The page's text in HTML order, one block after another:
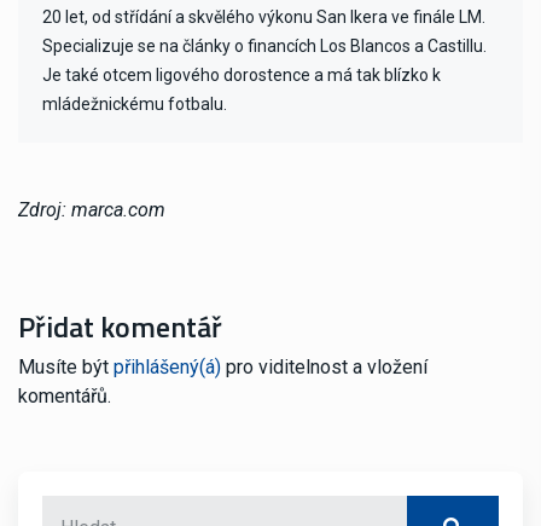
20 let, od střídání a skvělého výkonu San Ikera ve finále LM.
Specializuje se na články o financích Los Blancos a Castillu.
Je také otcem ligového dorostence a má tak blízko k
mládežnickému fotbalu.
Zdroj: marca.com
Přidat komentář
Musíte být přihlášený(á) pro viditelnost a vložení
komentářů.